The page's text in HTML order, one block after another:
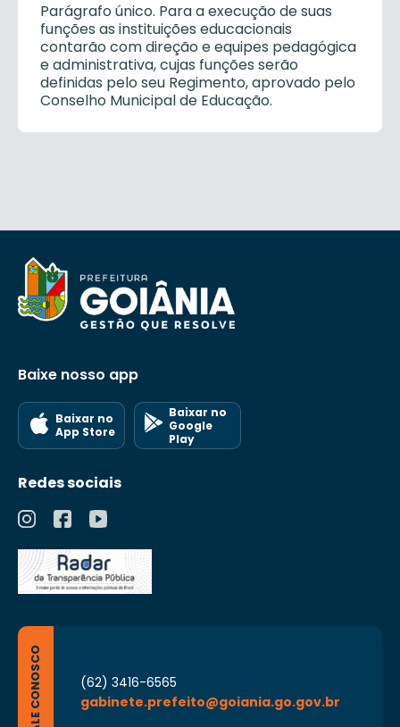
Parágrafo único. Para a execução de suas
funções as instituições educacionais
contarão com direção e equipes pedagógica
e administrativa, cujas funções serão
definidas pelo seu Regimento, aprovado pelo
Conselho Municipal de Educação.
Baixe nosso app
Baixar no
App Store
Baixar no
Google
Play
Redes sociais
FALE CONOSCO
(62) 3416-6565
gabinete.prefeito@goiania.go.gov.br